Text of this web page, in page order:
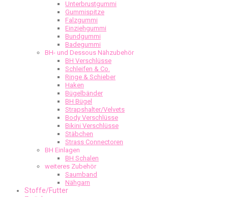
Unterbrustgummi
Gummispitze
Falzgummi
Einziehgummi
Bundgummi
Badegummi
BH- und Dessous Nähzubehör
BH Verschlüsse
Schleifen & Co.
Ringe & Schieber
Haken
Bügelbänder
BH Bügel
Strapshalter/Velvets
Body Verschlüsse
Bikini Verschlüsse
Stäbchen
Strass Connectoren
BH Einlagen
BH Schalen
weiteres Zubehör
Saumband
Nähgarn
Stoffe/Futter